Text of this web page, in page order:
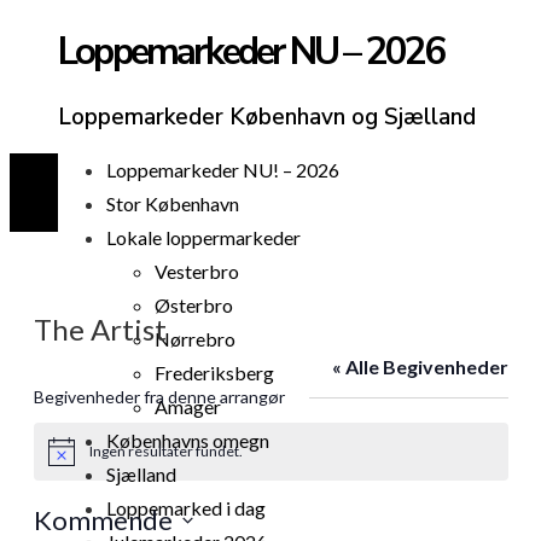
Loppemarkeder NU – 2026
Loppemarkeder København og Sjælland
Loppemarkeder NU! – 2026
Stor København
Lokale loppermarkeder
Vesterbro
Østerbro
Nørrebro
Frederiksberg
Amager
Københavns omegn
Sjælland
Loppemarked i dag
The Artist
« Alle Begivenheder
Begivenheder fra denne arrangør
NoticeIngen resultater fundet.
Kommende